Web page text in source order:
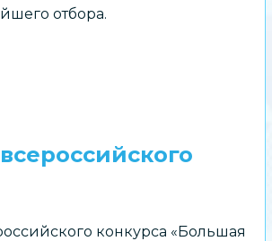
отбора.
конкурса «Большая